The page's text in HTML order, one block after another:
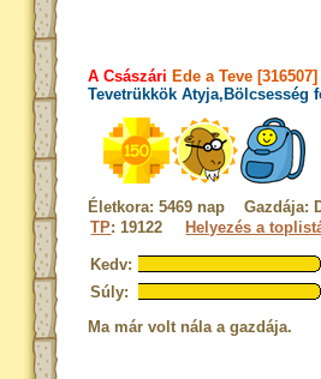
A Császári Ede a Teve [316507]
Tevetrükkök Atyja,Bölcsesség
Életkora: 5469 nap Gazdája:
TP: 19122 Helyezés a
Kedv:
Súly:
Ma már volt nála a gazdája.